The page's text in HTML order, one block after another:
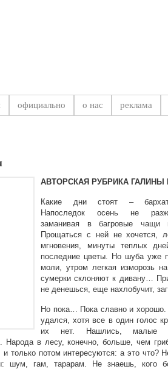
официально о нас реклама
АВТОРСКАЯ РУБРИКА ГАЛИНЫ
Какие дни стоят –
Напоследок осень не
заманивая в багровые
Прощаться с ней не хочется,
мгновения, минуты теплых
последние цветы. Но шуба уже
моли, утром легкая изморозь
сумерки склоняют к дивану…
не денешься, еще нахлобучит,
Но пока… Пока славно и хорошо.
удался, хотя все в один голос
их нет. Нашлись, малые
Народа в лесу, конечно, больше, чем
и только потом интересуются: а это
шум, гам, тарарам. Не знаешь, кого